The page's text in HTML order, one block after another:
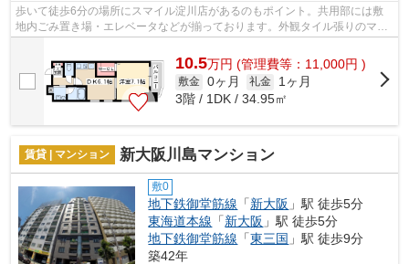
歩いて徒歩6分の場所にスマイル淀川店があるのもポイント。共用部には敷
地内ごみ置き場・エレベータなどが揃っております。外観タイル張りのマン
ションは、雨で汚れが落ちるのが魅力で...
10.5万円 (管理費等：11,000円 )
敷金 0ヶ月 礼金
1ヶ月
3階 / 1DK / 34.95㎡
賃貸 | マンション 新大阪川島マンション
敷0
地下鉄御堂筋線 「新大阪 」駅 徒歩5分
東海道本線 「新大阪 」駅 徒歩5分
地下鉄御堂筋線 「東三国 」駅 徒歩9分
築42年